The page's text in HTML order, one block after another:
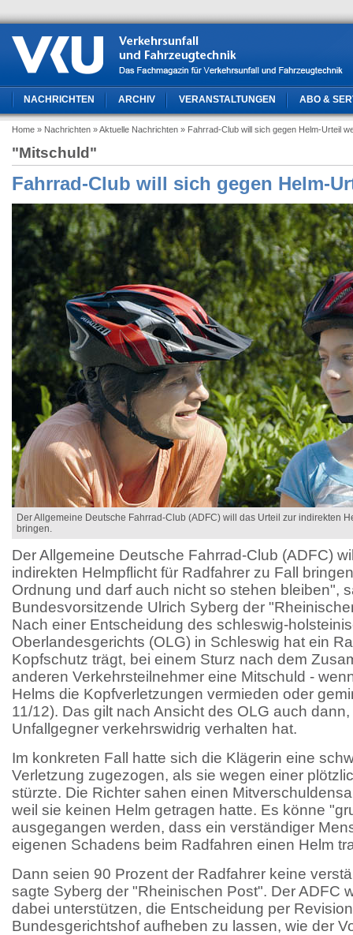
NACHRICHTEN ARCHIV VERANSTALTUNGEN ABO &
Home » Nachrichten » Aktuelle Nachrichten » Fahrrad-Club will sich gegen Helm-Urteil
"Mitschuld"
Fahrrad-Club will sich gegen Helm-
Der Allgemeine Deutsche Fahrrad-Club (ADFC) will das Urteil zur indirekten
bringen.
Der Allgemeine Deutsche Fahrrad-Club (ADFC)
indirekten Helmpflicht für Radfahrer zu Fall
Ordnung und darf auch nicht so stehen bleiben",
Bundesvorsitzende Ulrich Syberg der
Nach einer Entscheidung des schleswig-
Oberlandesgerichts (OLG) in Schleswig hat ein
Kopfschutz trägt, bei einem Sturz nach dem
anderen Verkehrsteilnehmer eine Mitschuld -
Helms die Kopfverletzungen vermieden oder
11/12). Das gilt nach Ansicht des OLG auch
Unfallgegner verkehrswidrig verhalten hat.
Im konkreten Fall hatte sich die Klägerin eine
Verletzung zugezogen, als sie wegen einer
stürzte. Die Richter sahen einen
weil sie keinen Helm getragen hatte. Es könne
ausgegangen werden, dass ein verständiger
eigenen Schadens beim Radfahren einen Helm
Dann seien 90 Prozent der Radfahrer keine
sagte Syberg der "Rheinischen Post". Der ADFC
dabei unterstützen, die Entscheidung per
Bundesgerichtshof aufheben zu lassen, wie der